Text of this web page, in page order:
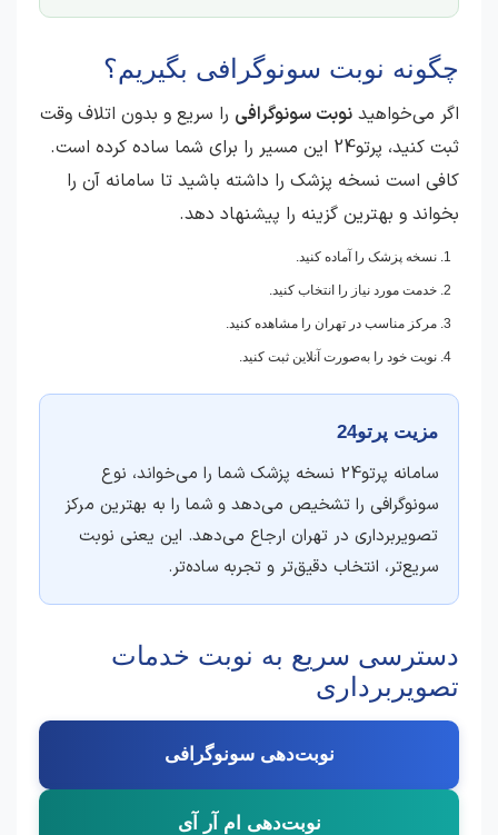
چگونه نوبت سونوگرافی بگیریم؟
اگر می‌خواهید نوبت سونوگرافی را سریع و بدون اتلاف وقت
ثبت کنید، پرتو24 این مسیر را برای شما ساده کرده است.
کافی است نسخه پزشک را داشته باشید تا سامانه آن را
بخواند و بهترین گزینه را پیشنهاد دهد.
نسخه پزشک را آماده کنید.
خدمت مورد نیاز را انتخاب کنید.
مرکز مناسب در تهران را مشاهده کنید.
نوبت خود را به‌صورت آنلاین ثبت کنید.
مزیت پرتو24
سامانه پرتو24 نسخه پزشک شما را می‌خواند، نوع
سونوگرافی را تشخیص می‌دهد و شما را به بهترین مرکز
تصویربرداری در تهران ارجاع می‌دهد. این یعنی نوبت
سریع‌تر، انتخاب دقیق‌تر و تجربه ساده‌تر.
دسترسی سریع به نوبت خدمات
تصویربرداری
نوبت‌دهی سونوگرافی
نوبت‌دهی ام آر آی